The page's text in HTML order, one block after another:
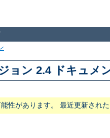
ョン 2.4 ドキュメ
性があります。 最近更新され